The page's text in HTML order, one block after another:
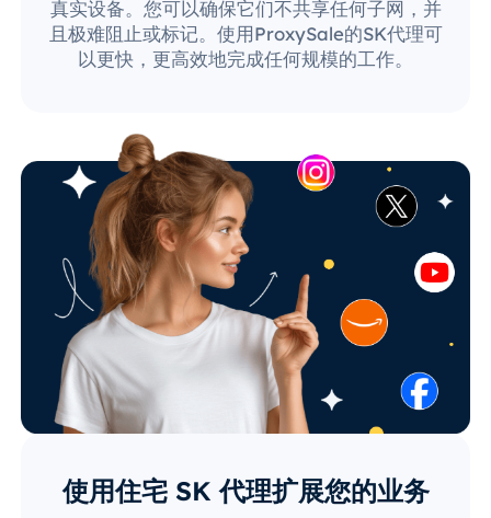
真实设备。您可以确保它们不共享任何子网，并
且极难阻止或标记。使用ProxySale的SK代理可
以更快，更高效地完成任何规模的工作。
使用住宅 SK 代理扩展您的业务